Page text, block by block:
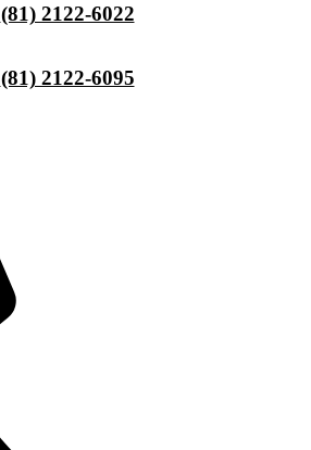
(81) 2122-6022
(81) 2122-6095